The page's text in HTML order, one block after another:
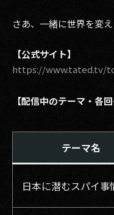
さあ、一緒に世界を変え
【公式サイト】
https://www.tated.tv/
【配信中のテーマ・各回
テーマ名
日本に潜むスパイ事